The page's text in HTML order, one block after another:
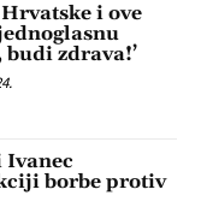
i ove
budi zdrava!’
Ivanec
borbe protiv